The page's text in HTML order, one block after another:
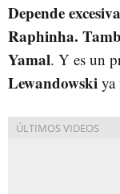
Depende
Raphinha.
Yamal. Y es un
Lewandowski ya